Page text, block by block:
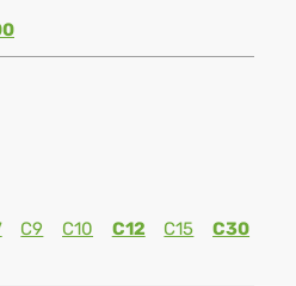
C9 C10 C12 C15
C30